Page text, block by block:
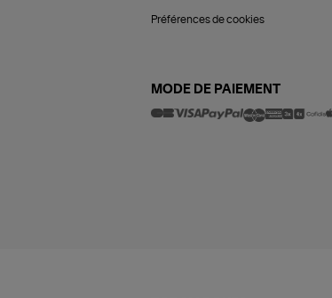
Préférences de cookies
MODE DE PAIEMENT